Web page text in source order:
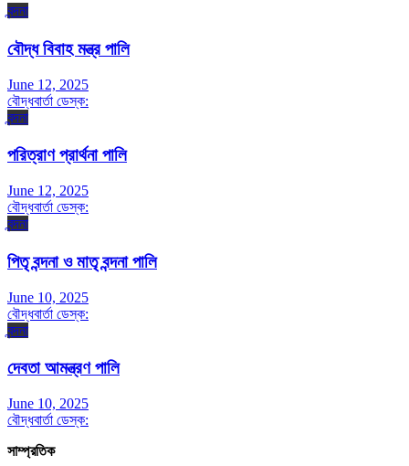
বন্দনা
বৌদ্ধ বিবাহ মন্ত্র পালি
June 12, 2025
বৌদ্ধবার্তা ডেস্ক:
বন্দনা
পরিত্রাণ প্রার্থনা পালি
June 12, 2025
বৌদ্ধবার্তা ডেস্ক:
বন্দনা
পিতৃ বন্দনা ও মাতৃ বন্দনা পালি
June 10, 2025
বৌদ্ধবার্তা ডেস্ক:
বন্দনা
দেবতা আমন্ত্রণ পালি
June 10, 2025
বৌদ্ধবার্তা ডেস্ক:
সাম্প্রতিক